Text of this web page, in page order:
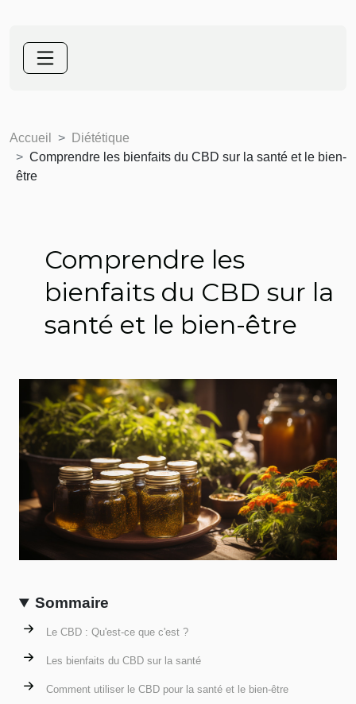
Accueil
Diététique
Comprendre les bienfaits du CBD sur la santé et le bien-
être
Comprendre les
bienfaits du CBD sur la
santé et le bien-être
Sommaire
Le CBD : Qu'est-ce que c'est ?
Les bienfaits du CBD sur la santé
Comment utiliser le CBD pour la santé et le bien-être